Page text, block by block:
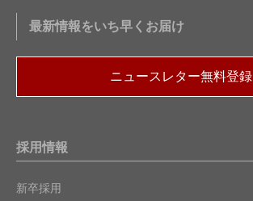
最新情報をいち早くお届け
ニュースレター無料登録
採用情報
新卒採用